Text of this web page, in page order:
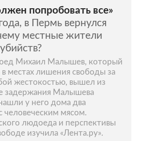
попробовать все»
в Пермь вернулся
местные жители
Михаил Малышев, который
местах лишения свободы за
жестокостью, вышел из
задержания Малышева
у него дома два
человеческим мясом.
людоеда и перспективы
изучила «Лента.ру».